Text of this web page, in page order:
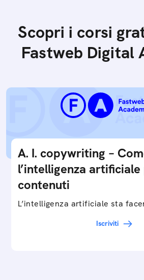
Scopri i corsi
Fastweb Digital
A. I. copywriting –
l’intelligenza
contenuti
L’intelligenza artificiale sta
interpretazione dei big data ai
Iscriviti